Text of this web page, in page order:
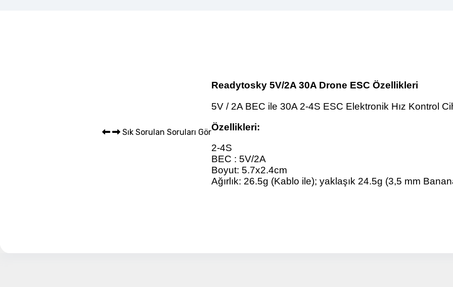
Haritalama Dronları
Drone Malzemeleri
Alt kategorileri görmek için hemen tıklayın.
Sık Sorulan Soruları Gör
Readytosky 5V/2A 30A Drone ESC Özellikleri
5V / 2A BEC ile 30A 2-4S ESC Elektronik Hız Kontrol
Özellikleri:
2-4S
BEC : 5V/2A
Boyut: 5.7x2.4cm
Ağırlık: 26.5g (Kablo ile); yaklaşık 24.5g (3,5 mm